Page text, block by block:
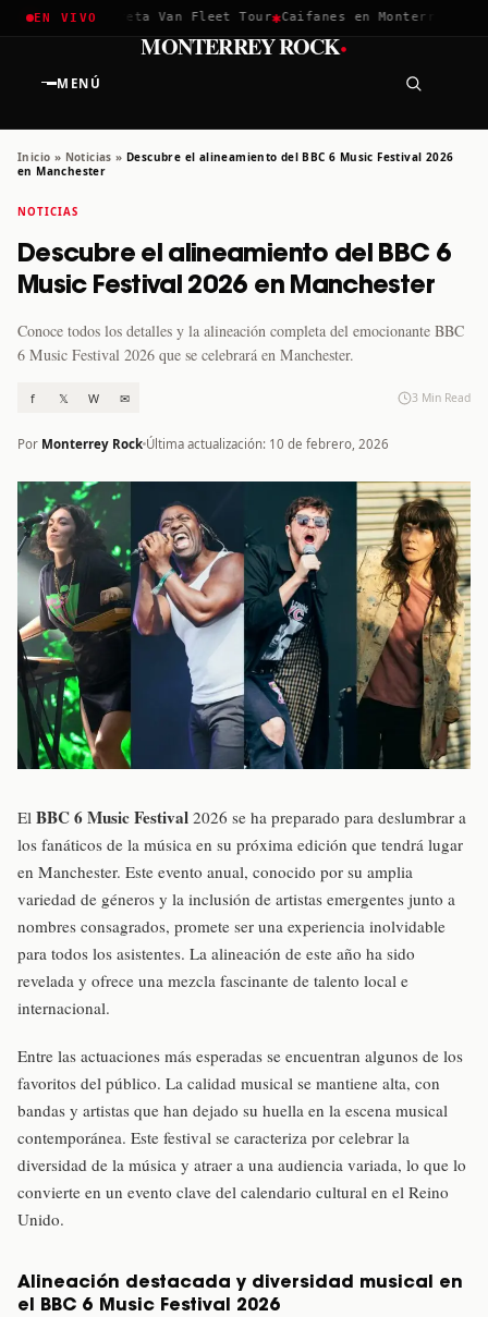
EN VIVO
2026 ✱Greta Van Fleet Tour✱Caifanes en Monterrey · 12
MENÚ
MONTERREY ROCK·
Inicio » Noticias » Descubre el alineamiento del BBC 6 Music Festival 2026
en Manchester
NOTICIAS
Descubre el alineamiento del BBC 6
Music Festival 2026 en Manchester
Conoce todos los detalles y la alineación completa del emocionante BBC
6 Music Festival 2026 que se celebrará en Manchester.
f 𝕏 W ✉ 3 Min Read
Por Monterrey Rock Última actualización: 10 de febrero, 2026
El BBC 6 Music Festival 2026 se ha preparado para deslumbrar a
los fanáticos de la música en su próxima edición que tendrá lugar
en Manchester. Este evento anual, conocido por su amplia
variedad de géneros y la inclusión de artistas emergentes junto a
nombres consagrados, promete ser una experiencia inolvidable
para todos los asistentes. La alineación de este año ha sido
revelada y ofrece una mezcla fascinante de talento local e
internacional.
Entre las actuaciones más esperadas se encuentran algunos de los
favoritos del público. La calidad musical se mantiene alta, con
bandas y artistas que han dejado su huella en la escena musical
contemporánea. Este festival se caracteriza por celebrar la
diversidad de la música y atraer a una audiencia variada, lo que lo
convierte en un evento clave del calendario cultural en el Reino
Unido.
Alineación destacada y diversidad musical en
el BBC 6 Music Festival 2026